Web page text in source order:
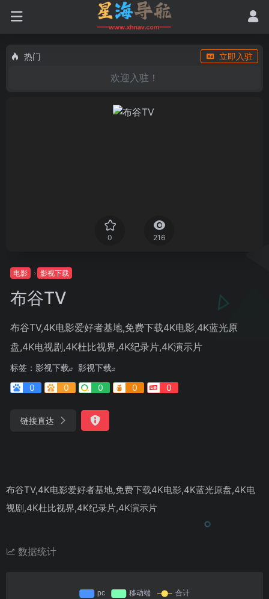
热门 立即入驻
欢迎入驻！
0 216
电影 影视下载
布谷TV
布谷TV,4K电影爱好者基地,免费下载4K电影,4K蓝光原
盘,4K电视剧,4K杜比视界,4K纪录片,4K演示片
标签： 影视下载
影视下载
0
0 0 0 0
链接直达
布谷TV,4K电影爱好者基地,免费下载4K电影,4K蓝光原盘,4K电
视剧,4K杜比视界,4K纪录片,4K演示片
数据统计